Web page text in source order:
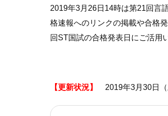
2019年3月26日14時は第21回言
格速報へのリンクの掲載や合格
回ST国試の合格発表日にご活用
【更新状況】 2019年3月30日（